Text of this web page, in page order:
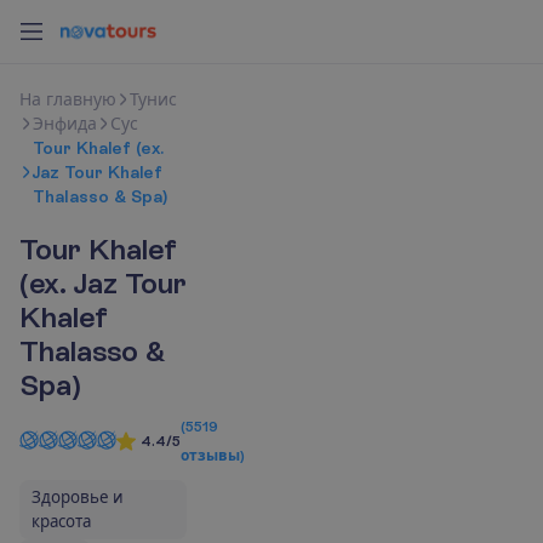
На главную
Тунис
Энфида
Сус
Tour Khalef (ex.
Jaz Tour Khalef
Thalasso & Spa)
Tour Khalef
(ex. Jaz Tour
Khalef
Thalasso &
Spa)
4.4/5
(5519
отзывы)
Здоровье и
красота